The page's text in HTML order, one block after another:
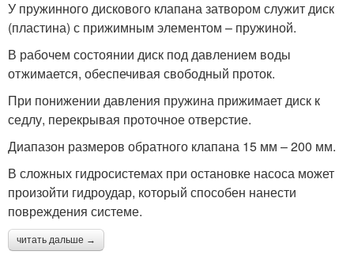
У пружинного дискового клапана затвором служит диск
(пластина) с прижимным элементом – пружиной.
В рабочем состоянии диск под давлением воды
отжимается, обеспечивая свободный проток.
При понижении давления пружина прижимает диск к
седлу, перекрывая проточное отверстие.
Диапазон размеров обратного клапана 15 мм – 200 мм.
В сложных гидросистемах при остановке насоса может
произойти гидроудар, который способен нанести
повреждения системе.
читать дальше →